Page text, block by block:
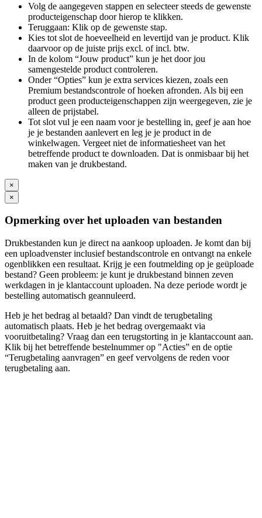
Volg de aangegeven stappen en selecteer steeds de gewenste
producteigenschap door hierop te klikken.
Teruggaan: Klik op de gewenste stap.
Kies tot slot de hoeveelheid en levertijd van je product. Klik
daarvoor op de juiste prijs excl. of incl. btw.
In de kolom “Jouw product” kun je het door jou
samengestelde product controleren.
Onder “Opties” kun je extra services kiezen, zoals een
Premium bestandscontrole of hoeken afronden. Als bij een
product geen producteigenschappen zijn weergegeven, zie je
alleen de prijstabel.
Tot slot vul je een naam voor je bestelling in, geef je aan hoe
je je bestanden aanlevert en leg je je product in de
winkelwagen. Vergeet niet de informatiesheet van het
betreffende product te downloaden. Dat is onmisbaar bij het
maken van je drukbestand.
×
×
Opmerking over het uploaden van bestanden
Drukbestanden kun je direct na aankoop uploaden. Je komt dan bij
een uploadvenster inclusief bestandscontrole en ontvangt na enkele
ogenblikken een resultaat. Krijg je een foutmelding op je geüploade
bestand? Geen probleem: je kunt je drukbestand binnen zeven
werkdagen in je klantaccount uploaden. Na deze periode wordt je
bestelling automatisch geannuleerd.
Heb je het bedrag al betaald? Dan vindt de terugbetaling
automatisch plaats. Heb je het bedrag overgemaakt via
vooruitbetaling? Vraag dan een terugstorting in je klantaccount aan.
Klik bij het betreffende bestelnummer op "Acties” en de optie
“Terugbetaling aanvragen” en geef vervolgens de reden voor
terugbetaling aan.